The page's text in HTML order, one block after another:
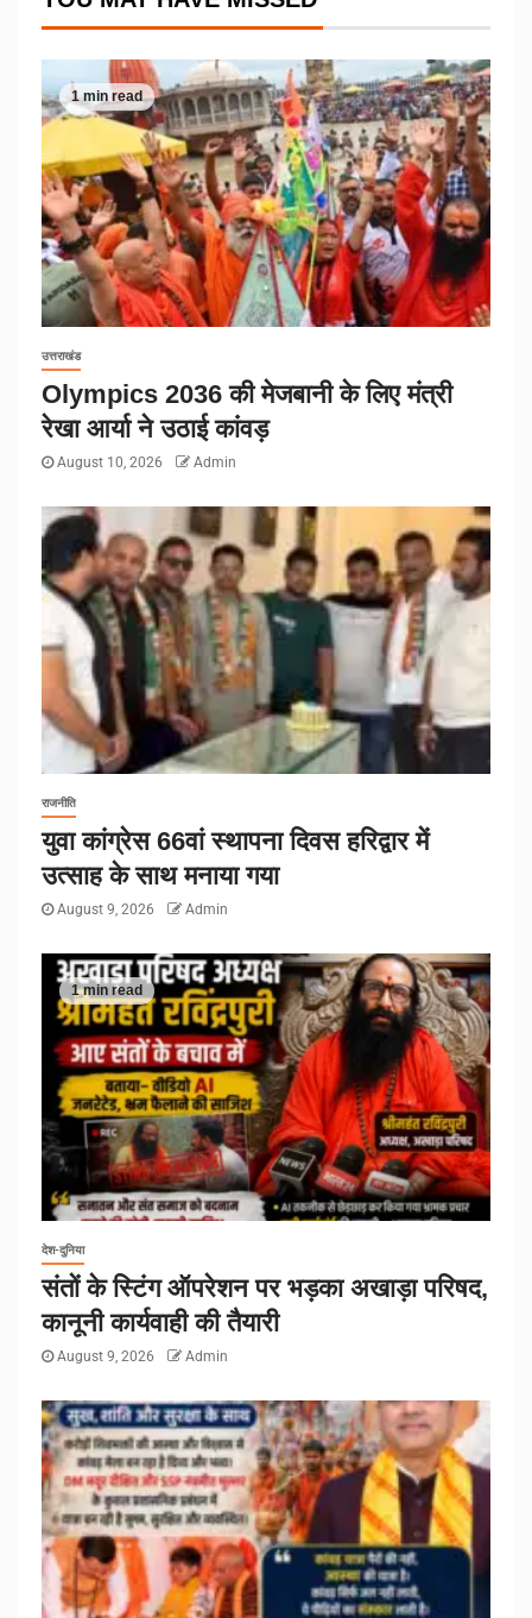
1 min read
उत्तराखंड
Olympics 2036 की मेजबानी के लिए मंत्री
रेखा आर्या ने उठाई कांवड़
August 10, 2026 Admin
राजनीति
युवा कांग्रेस 66वां स्थापना दिवस हरिद्वार में
उत्साह के साथ मनाया गया
August 9, 2026 Admin
1 min read
देश-दुनिया
संतों के स्टिंग ऑपरेशन पर भड़का अखाड़ा परिषद,
कानूनी कार्यवाही की तैयारी
August 9, 2026 Admin